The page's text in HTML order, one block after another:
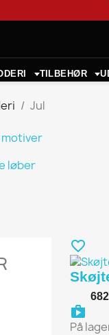
TILBEHØR
Jul
løber
favorite_border
På